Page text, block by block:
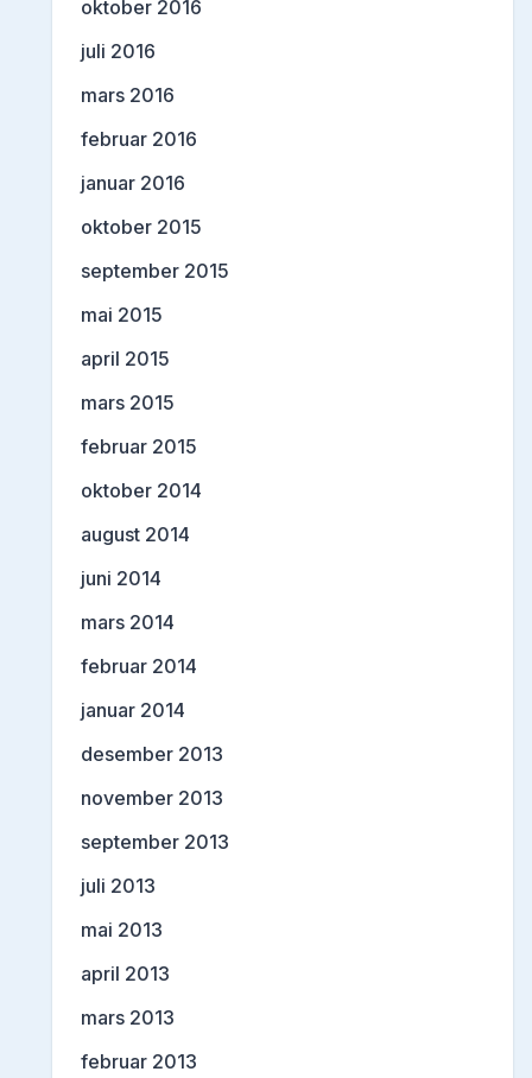
oktober 2016
juli 2016
mars 2016
februar 2016
januar 2016
oktober 2015
september 2015
mai 2015
april 2015
mars 2015
februar 2015
oktober 2014
august 2014
juni 2014
mars 2014
februar 2014
januar 2014
desember 2013
november 2013
september 2013
juli 2013
mai 2013
april 2013
mars 2013
februar 2013